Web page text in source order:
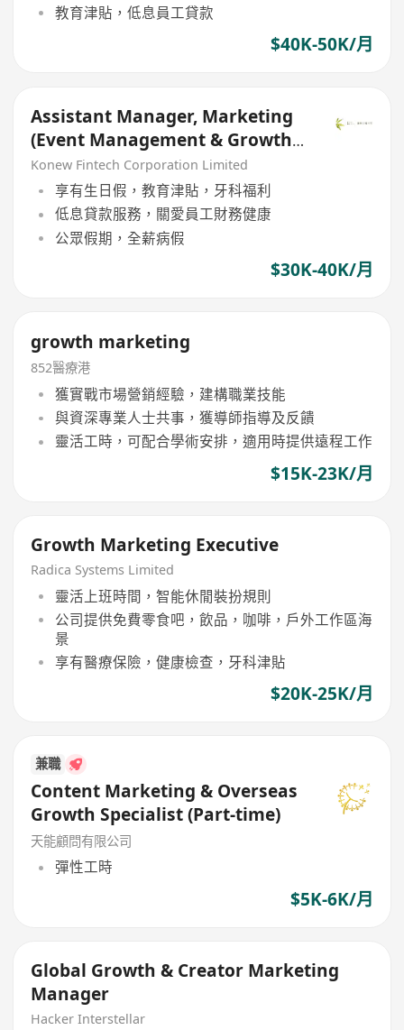
教育津貼，低息員工貸款
$40K-50K/月
Assistant Manager, Marketing
(Event Management & Growth
Marketing)
Konew Fintech Corporation Limited
享有生日假，教育津貼，牙科福利
低息貸款服務，關愛員工財務健康
公眾假期，全薪病假
$30K-40K/月
growth marketing
852醫療港
獲實戰市場營銷經驗，建構職業技能
與資深專業人士共事，獲導師指導及反饋
靈活工時，可配合學術安排，適用時提供遠程工作
$15K-23K/月
Growth Marketing Executive
Radica Systems Limited
靈活上班時間，智能休閒裝扮規則
公司提供免費零食吧，飲品，咖啡，戶外工作區海
景
享有醫療保險，健康檢查，牙科津貼
$20K-25K/月
兼職
Content Marketing & Overseas
Growth Specialist (Part-time)
天能顧問有限公司
彈性工時
$5K-6K/月
Global Growth & Creator Marketing
Manager
Hacker Interstellar